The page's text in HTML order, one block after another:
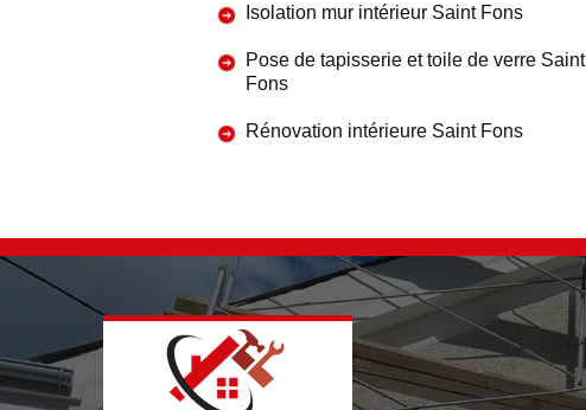
Isolation mur intérieur Saint Fons
Pose de tapisserie et toile de verre Saint
Fons
Rénovation intérieure Saint Fons